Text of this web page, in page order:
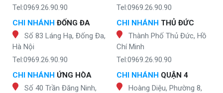
Tel:0969.26.90.90
CHI NHÁNH ĐỐNG ĐA
Số 83 Láng Hạ, Đống Đa,
Hà Nội
Tel:0969.26.90.90
CHI NHÁNH ỨNG HÒA
Số 40 Trần Đăng Ninh,
Tel:0969.26.90.90
CHI NHÁNH THỦ ĐỨC
Thành Phố Thủ Đức, Hồ
Chí Minh
Tel:0969.26.90.90
CHI NHÁNH QUẬN 4
Hoàng Diệu, Phường 8,